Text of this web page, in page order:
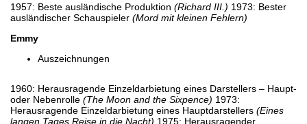
1957: Beste ausländische Produktion (Richard III.) 1973: Bester
ausländischer Schauspieler (Mord mit kleinen Fehlern)
Emmy
Auszeichnungen
1960: Herausragende Einzeldarbietung eines Darstellers – Haupt-
oder Nebenrolle (The Moon and the Sixpence) 1973:
Herausragende Einzeldarbietung eines Hauptdarstellers (Eines
langen Tages Reise in die Nacht) 1975: Herausragender